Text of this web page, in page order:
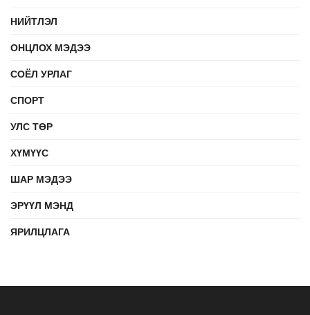
НИЙТЛЭЛ
ОНЦЛОХ МЭДЭЭ
СОЁЛ УРЛАГ
СПОРТ
УЛС ТӨР
ХҮМҮҮС
ШАР МЭДЭЭ
ЭРҮҮЛ МЭНД
ЯРИЛЦЛАГА